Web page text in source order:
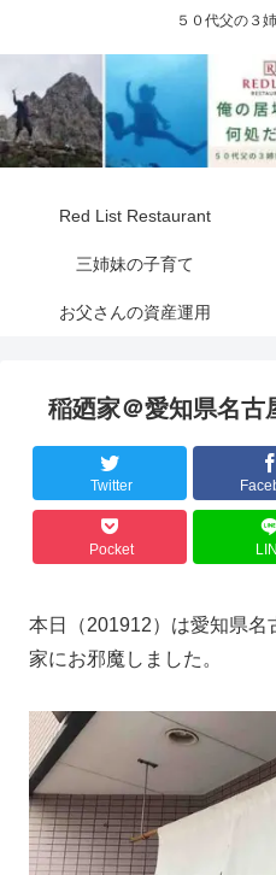
５０代父の３
Red List Restaurant
三姉妹の子育て
お父さんの資産運用
稲廼家＠愛知県名古
Twitter
Pocket
本日（201912）は愛知県名
家にお邪魔しました。